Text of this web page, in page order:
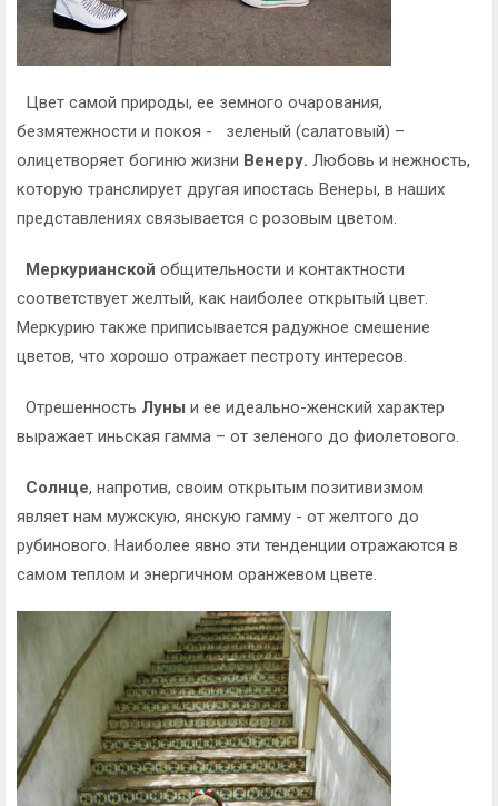
Цвет самой природы, ее земного очарования,
безмятежности и покоя - зеленый (салатовый) –
олицетворяет богиню жизни Венеру. Любовь и нежность,
которую транслирует другая ипостась Венеры, в наших
представлениях связывается с розовым цветом.
Меркурианской общительности и контактности
соответствует желтый, как наиболее открытый цвет.
Меркурию также приписывается радужное смешение
цветов, что хорошо отражает пестроту интересов.
Отрешенность Луны и ее идеально-женский характер
выражает иньская гамма – от зеленого до фиолетового.
Солнце, напротив, своим открытым позитивизмом
являет нам мужскую, янскую гамму - от желтого до
рубинового. Наиболее явно эти тенденции отражаются в
самом теплом и энергичном оранжевом цвете.